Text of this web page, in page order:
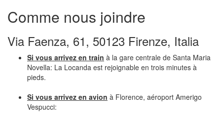
Comme nous joindre
Via Faenza, 61, 50123 Firenze, Italia
Si vous arrivez en train à la gare centrale de Santa Maria
Novella: La Locanda est rejoignable en trois minutes à
pieds.
Si vous arrivez en avion à Florence, aéroport Amerigo
Vespucci: